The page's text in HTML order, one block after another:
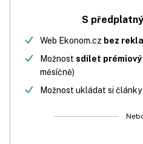
S
Web Ekonom.cz bez
Možnost sdílet prémiový
měsíčně)
Možnost ukládat si